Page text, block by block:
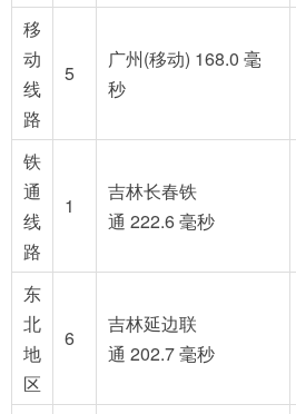
移
动
线
路
5
广州(移动) 168.0 毫
秒
铁
通
线
路
1
吉林长春铁
通 222.6 毫秒
东
北
地
区
6
吉林延边联
通 202.7 毫秒